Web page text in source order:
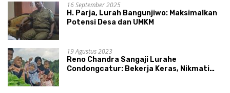
16 September 2025
H. Parja, Lurah Bangunjiwo: Maksimalkan
Potensi Desa dan UMKM
19 Agustus 2023
Reno Chandra Sangaji Lurahe
Condongcatur: Bekerja Keras, Nikmati